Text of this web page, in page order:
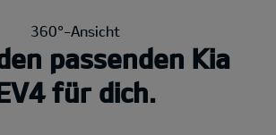
360°-Ansicht
passenden Kia
für dich.